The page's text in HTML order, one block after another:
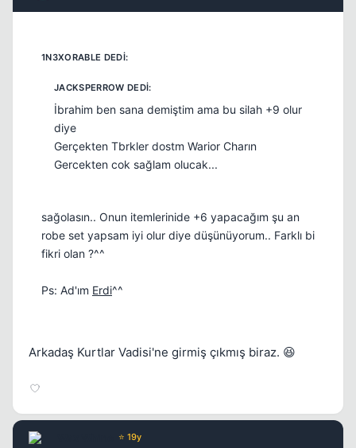
İbrahim ben sana demiştim ama bu silah +9 olur
diye
Gerçekten Tbrkler dostm Warior Charın
Gercekten cok sağlam olucak...
sağolasın.. Onun itemlerinide +6 yapacağım şu an
robe set yapsam iyi olur diye düşünüyorum.. Farklı bi
fikri olan ?^^
Ps: Ad'ım Erdi^^
Arkadaş Kurtlar Vadisi'ne girmiş çıkmış biraz. 😆
⭐ 19y